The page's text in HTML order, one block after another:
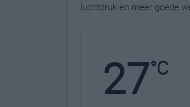
luchtdruk en meer goede
27°C